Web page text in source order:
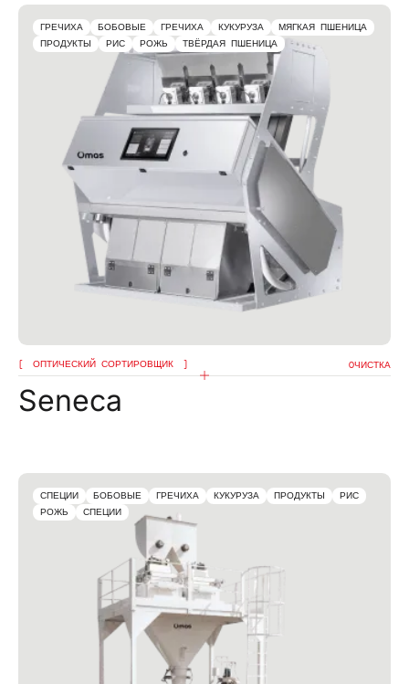
ГРЕЧИХА БОБОВЫЕ ГРЕЧИХА КУКУРУЗА
МЯГКАЯ ПШЕНИЦА
ПРОДУКТЫ
РИС РОЖЬ ТВЁРДАЯ ПШЕНИЦА
ОПТИЧЕСКИЙ СОРТИРОВЩИК OЧИСТКА
Seneca
СПЕЦИИ БОБОВЫЕ ГРЕЧИХА КУКУРУЗА ПРОДУКТЫ
РИС
РОЖЬ
СПЕЦИИ